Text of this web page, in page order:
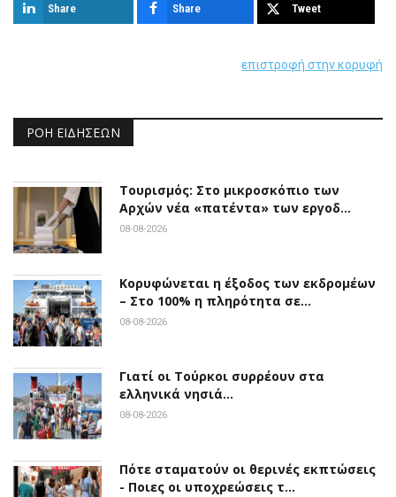
Share Share Tweet
επιστροφή στην κορυφή
ΡΟΉ ΕΙΔΉΣΕΩΝ
Τουρισμός: Στο μικροσκόπιο των
Αρχών νέα «πατέντα» των εργοδ…
08-08-2026
Κορυφώνεται η έξοδος των εκδρομέων
– Στο 100% η πληρότητα σε…
08-08-2026
Γιατί οι Τούρκοι συρρέουν στα
ελληνικά νησιά…
08-08-2026
Πότε σταματούν οι θερινές εκπτώσεις
- Ποιες οι υποχρεώσεις τ…